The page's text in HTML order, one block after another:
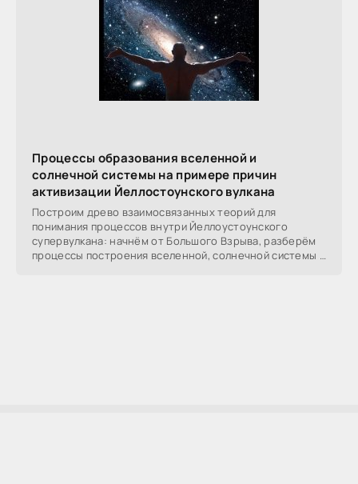
Процессы образования вселенной и
солнечной системы на примере причин
активизации Йеллостоунского вулкана
Построим древо взаимосвязанных теорий для
понимания процессов внутри Йеллоустоунского
супервулкана: начнём от Большого Взрыва, разберём
процессы построения вселенной, солнечной системы в